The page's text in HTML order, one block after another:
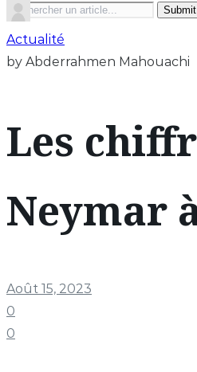
Search
for:
Actualité
by Abderrahmen Mahouachi
Les
Neymar
Août 15, 2023
0
0